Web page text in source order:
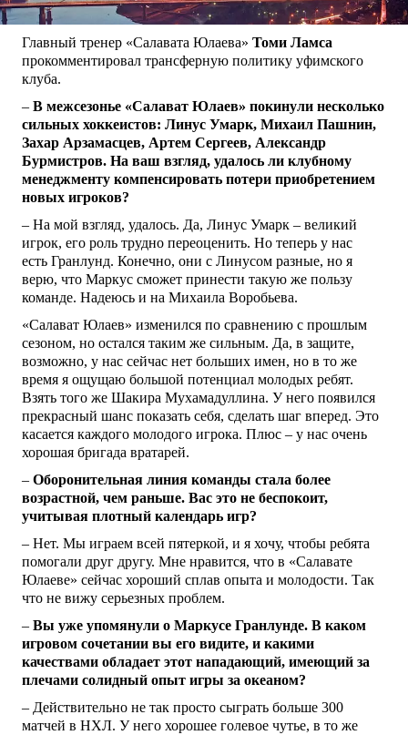
Главный тренер «Салавата Юлаева» Томи Ламса
прокомментировал трансферную политику уфимского
клуба.
– В межсезонье «Салават Юлаев» покинули несколько
сильных хоккеистов: Линус Умарк, Михаил Пашнин,
Захар Арзамасцев, Артем Сергеев, Александр
Бурмистров. На ваш взгляд, удалось ли клубному
менеджменту компенсировать потери приобретением
новых игроков?
– На мой взгляд, удалось. Да, Линус Умарк – великий
игрок, его роль трудно переоценить. Но теперь у нас
есть Гранлунд. Конечно, они с Линусом разные, но я
верю, что Маркус сможет принести такую же пользу
команде. Надеюсь и на Михаила Воробьева.
«Салават Юлаев» изменился по сравнению с прошлым
сезоном, но остался таким же сильным. Да, в защите,
возможно, у нас сейчас нет больших имен, но в то же
время я ощущаю большой потенциал молодых ребят.
Взять того же Шакира Мухамадуллина. У него появился
прекрасный шанс показать себя, сделать шаг вперед. Это
касается каждого молодого игрока. Плюс – у нас очень
хорошая бригада вратарей.
– Оборонительная линия команды стала более
возрастной, чем раньше. Вас это не беспокоит,
учитывая плотный календарь игр?
– Нет. Мы играем всей пятеркой, и я хочу, чтобы ребята
помогали друг другу. Мне нравится, что в «Салавате
Юлаеве» сейчас хороший сплав опыта и молодости. Так
что не вижу серьезных проблем.
– Вы уже упомянули о Маркусе Гранлунде. В каком
игровом сочетании вы его видите, и какими
качествами обладает этот нападающий, имеющий за
плечами солидный опыт игры за океаном?
– Действительно не так просто сыграть больше 300
матчей в НХЛ. У него хорошее голевое чутье, в то же